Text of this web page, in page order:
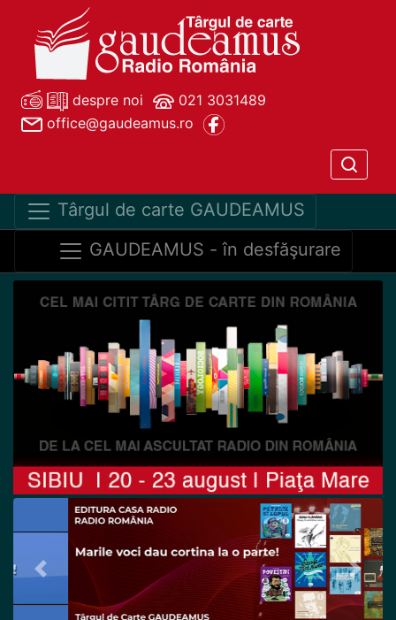
despre noi
021 3031489
office@gaudeamus.ro
Târgul de carte GAUDEAMUS
GAUDEAMUS - în desfăşurare
Previous Next